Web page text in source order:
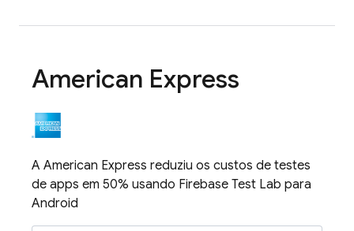
American Express
A American Express reduziu os custos de testes
de apps em 50% usando Firebase Test Lab para
Android